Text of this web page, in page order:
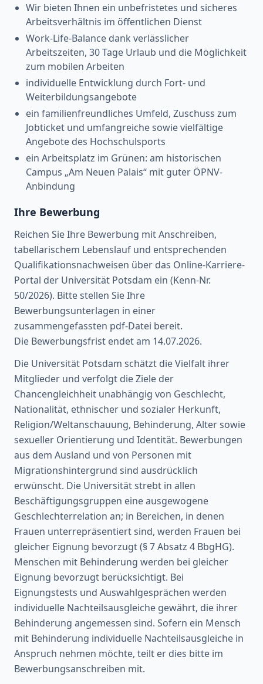
Wir bieten Ihnen ein unbefristetes und sicheres
Arbeitsverhältnis im öffentlichen Dienst
Work-Life-Balance dank verlässlicher
Arbeitszeiten, 30 Tage Urlaub und die Möglichkeit
zum mobilen Arbeiten
individuelle Entwicklung durch Fort- und
Weiterbildungsangebote
ein familienfreundliches Umfeld, Zuschuss zum
Jobticket und umfangreiche sowie vielfältige
Angebote des Hochschulsports
ein Arbeitsplatz im Grünen: am historischen
Campus „Am Neuen Palais“ mit guter ÖPNV-
Anbindung
Ihre Bewerbung
Reichen Sie Ihre Bewerbung mit Anschreiben,
tabellarischem Lebenslauf und entsprechenden
Qualifikationsnachweisen über das Online-Karriere-
Portal der Universität Potsdam ein (Kenn-Nr.
50/2026). Bitte stellen Sie Ihre
Bewerbungsunterlagen in einer
zusammengefassten pdf-Datei bereit.
Die Bewerbungsfrist endet am 14.07.2026.
Die Universität Potsdam schätzt die Vielfalt ihrer
Mitglieder und verfolgt die Ziele der
Chancengleichheit unabhängig von Geschlecht,
Nationalität, ethnischer und sozialer Herkunft,
Religion/Weltanschauung, Behinderung, Alter sowie
sexueller Orientierung und Identität. Bewerbungen
aus dem Ausland und von Personen mit
Migrationshintergrund sind ausdrücklich
erwünscht. Die Universität strebt in allen
Beschäftigungsgruppen eine ausgewogene
Geschlechterrelation an; in Bereichen, in denen
Frauen unterrepräsentiert sind, werden Frauen bei
gleicher Eignung bevorzugt (§ 7 Absatz 4 BbgHG).
Menschen mit Behinderung werden bei gleicher
Eignung bevorzugt berücksichtigt. Bei
Eignungstests und Auswahlgesprächen werden
individuelle Nachteilsausgleiche gewährt, die ihrer
Behinderung angemessen sind. Sofern ein Mensch
mit Behinderung individuelle Nachteilsausgleiche in
Anspruch nehmen möchte, teilt er dies bitte im
Bewerbungsanschreiben mit.